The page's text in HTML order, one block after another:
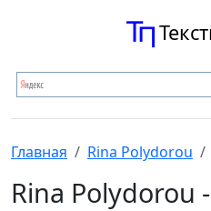
Главная Rina Polydorou
Rina Polydorou